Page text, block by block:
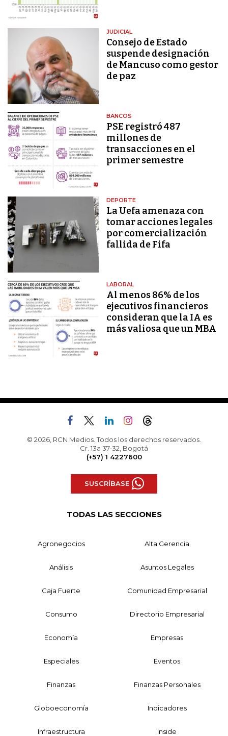
JUDICIAL
Consejo de Estado
suspende designación
de Mancuso como gestor
de paz
BANCOS
PSE registró 487
millones de
transacciones en el
primer semestre
DEPORTE
La Uefa amenaza con
tomar acciones legales
por comercialización
fallida de Fifa
LABORAL
Al menos 86% de los
ejecutivos financieros
consideran que la IA es
más valiosa que un MBA
© 2026, RCN Medios. Todos los derechos reservados.
Cr. 13a 37-32, Bogotá
(+57) 1 4227600
SUSCRÍBASE
TODAS LAS SECCIONES
Agronegocios Alta Gerencia
Análisis Asuntos Legales
Caja Fuerte Comunidad Empresarial
Consumo Directorio Empresarial
Economía Empresas
Especiales Eventos
Finanzas Finanzas Personales
Globoeconomía Indicadores
Infraestructura Inside